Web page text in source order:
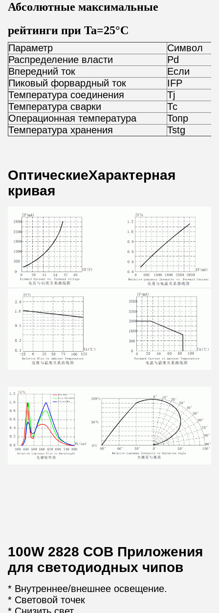
Абсолютные максимальные
рейтинги при Ta=25°C
Параметр Символ
Распределение власти
Pd
Впередний ток
Если
Пиковый форвардный ток
IFP
Температура соединения
Tj
Температура сварки
Тс
Операционная температура
Топр
Температура хранения
Tstg
ОптическиеХарактерная
кривая
100W 2828 COB Приложения
для светодиодных чипов
* Внутреннее/внешнее освещение.
* Световой точек